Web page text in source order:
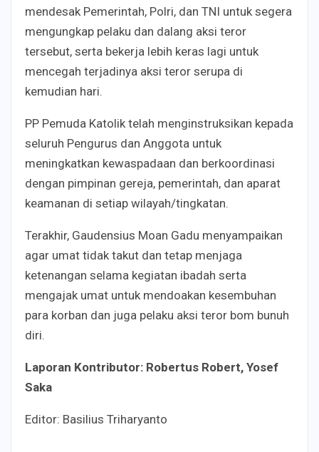
mendesak Pemerintah, Polri, dan TNI untuk segera
mengungkap pelaku dan dalang aksi teror
tersebut, serta bekerja lebih keras lagi untuk
mencegah terjadinya aksi teror serupa di
kemudian hari.
PP Pemuda Katolik telah menginstruksikan kepada
seluruh Pengurus dan Anggota untuk
meningkatkan kewaspadaan dan berkoordinasi
dengan pimpinan gereja, pemerintah, dan aparat
keamanan di setiap wilayah/tingkatan.
Terakhir, Gaudensius Moan Gadu menyampaikan
agar umat tidak takut dan tetap menjaga
ketenangan selama kegiatan ibadah serta
mengajak umat untuk mendoakan kesembuhan
para korban dan juga pelaku aksi teror bom bunuh
diri.
Laporan Kontributor: Robertus Robert, Yosef
Saka
Editor: Basilius Triharyanto